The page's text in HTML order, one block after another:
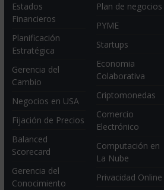
Estados
Financieros
Planificación
Estratégica
Gerencia del
Cambio
Negocios en USA
Fijación de Precios
Balanced
Scorecard
Gerencia del
Conocimiento
Plan de negocios
PYME
Startups
Economia
Colaborativa
Criptomonedas
Comercio
Electrónico
Computación en
La Nube
Privacidad Online